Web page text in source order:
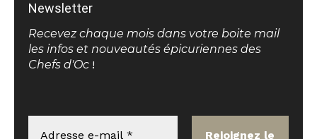
Newsletter
Recevez chaque mois dans votre boite mail
les infos et nouveautés épicuriennes des
Chefs d'Oc !